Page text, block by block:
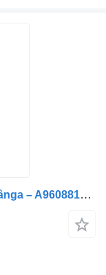
Blatník Apărător de noroi, axă față stânga – A9608814003, A9608817403, 9 pro nákladní auta Mercedes-Benz Arocs 2635